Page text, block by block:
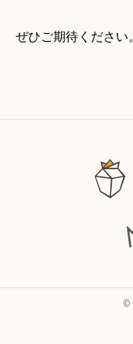
ぜひご期待ください
©